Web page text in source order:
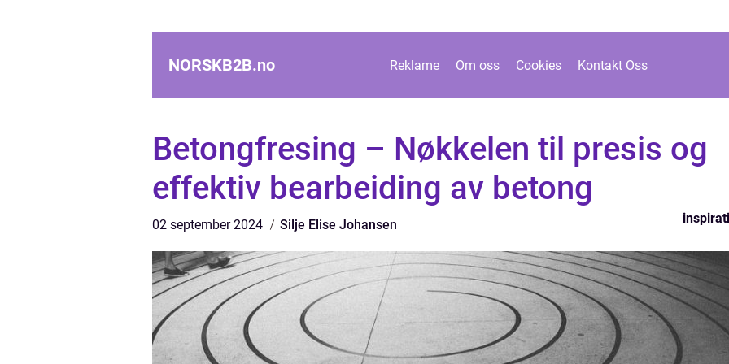
NORSKB2B.no Reklame Om oss Cookies Kontakt Oss
Betongfresing – Nøkkelen til presis og
effektiv bearbeiding av betong
02 september 2024 Silje Elise Johansen